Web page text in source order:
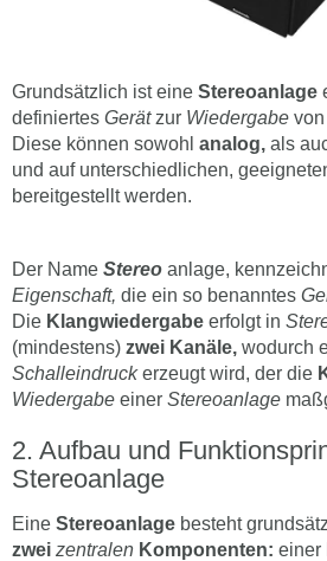
Grundsätzlich ist eine Stereoanlage
definiertes Gerätzur Wiedergabe von
Diese können sowohl analog, als
und auf unterschiedlichen,
bereitgestellt werden.
Der Name Stereo anlage,
Eigenschaft, die ein so benanntes
Die Klangwiedergabe erfolgt in
(mindestens) zwei Kanäle, wodurch
Schalleindruckerzeugt wird, der die
Wiedergabe einer Stereoanlage
Aufbau und
Stereoanlage
Eine Stereoanlage besteht
zwei zentralen Komponenten: einer